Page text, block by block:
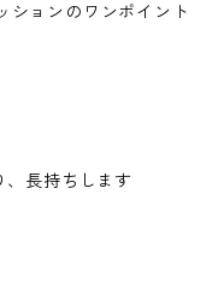
ションのワンポイント
長持ちします